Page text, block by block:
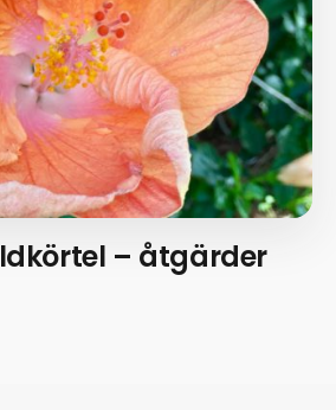
– åtgärder